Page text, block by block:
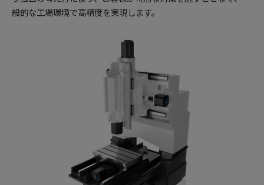
般的な工場環境で高精度を実現します。